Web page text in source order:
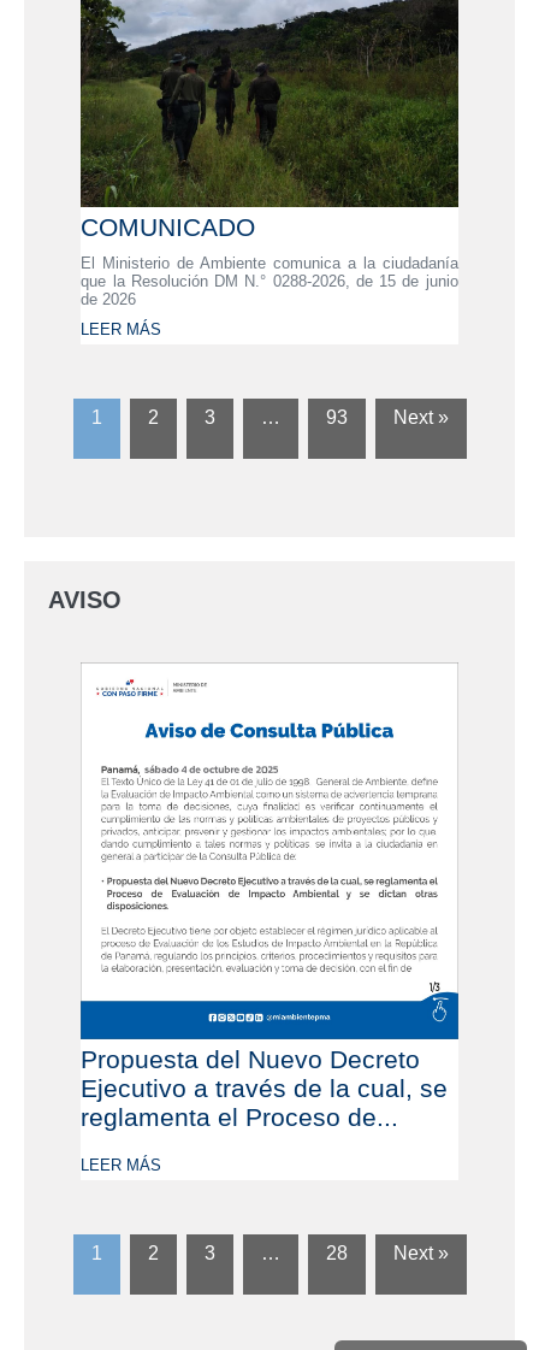
COMUNICADO
El Ministerio de Ambiente comunica a la ciudadanía
que la Resolución DM N.° 0288-2026, de 15 de junio
de 2026
LEER MÁS
1 2 3 … 93 Next »
AVISO
Propuesta del Nuevo Decreto
Ejecutivo a través de la cual, se
reglamenta el Proceso de...
LEER MÁS
1 2 3 … 28 Next »